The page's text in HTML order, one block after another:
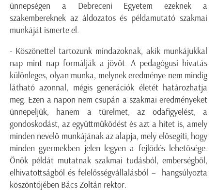
ünnepségen a Debreceni Egyetem ezeknek a
szakembereknek az áldozatos és példamutató szakmai
munkáját ismerte el.
- Köszönettel tartozunk mindazoknak, akik munkájukkal
nap mint nap formálják a jövőt. A pedagógusi hivatás
különleges, olyan munka, melynek eredménye nem mindig
látható azonnal, mégis generációk életét határozhatja
meg. Ezen a napon nem csupán a szakmai eredményeket
ünnepeljük, hanem a türelmet, az odafigyelést, a
gondoskodást, az együttműködést és azt a hitet is, amely
minden nevelő munkájának az alapja, mely elősegíti, hogy
minden gyermekben jelen legyen a fejlődés lehetősége.
Önök példát mutatnak szakmai tudásból, emberségből,
elhivatottságból és felelősségvállalásból – hangsúlyozta
köszöntőjében Bács Zoltán rektor.